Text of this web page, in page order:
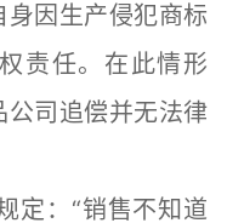
因生产侵犯商标
责任。在此情形
公司追偿并无法律
：“销售不知道